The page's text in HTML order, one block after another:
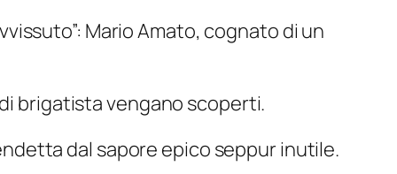
Mario Amato, cognato di un
brigatista vengano scoperti.
dal sapore epico seppur inutile.